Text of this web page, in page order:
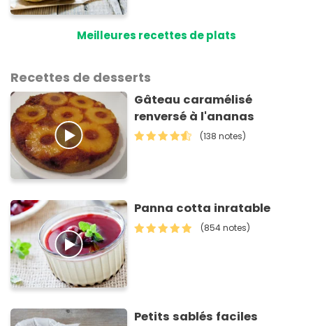
Meilleures recettes de plats
Recettes de desserts
Gâteau caramélisé
renversé à l'ananas
(138 notes)
Panna cotta inratable
(854 notes)
Petits sablés faciles